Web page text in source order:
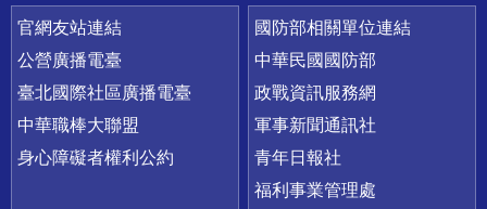
官網友站連結
公營廣播電臺
臺北國際社區廣播電臺
中華職棒大聯盟
身心障礙者權利公約
國防部相關單位連結
中華民國國防部
政戰資訊服務網
軍事新聞通訊社
青年日報社
福利事業管理處